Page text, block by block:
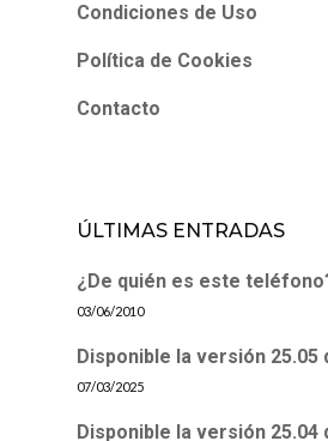
Condiciones de Uso
Política de Cookies
Contacto
ÚLTIMAS ENTRADAS
¿De quién es este
03/06/2010
Disponible la versión 25.05
07/03/2025
Disponible la versión 25.04